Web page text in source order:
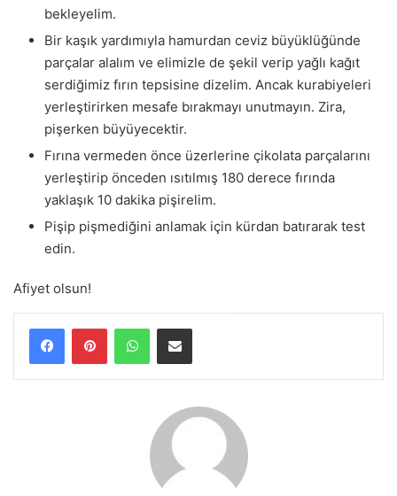
bekleyelim.
Bir kaşık yardımıyla hamurdan ceviz büyüklüğünde
parçalar alalım ve elimizle de şekil verip yağlı kağıt
serdiğimiz fırın tepsisine dizelim. Ancak kurabiyeleri
yerleştirirken mesafe bırakmayı unutmayın. Zira,
pişerken büyüyecektir.
Fırına vermeden önce üzerlerine çikolata parçalarını
yerleştirip önceden ısıtılmış 180 derece fırında
yaklaşık 10 dakika pişirelim.
Pişip pişmediğini anlamak için kürdan batırarak test
edin.
Afiyet olsun!
WhatsAppE-Posta ile paylaş